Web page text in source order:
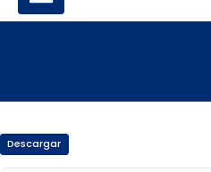
Descargar